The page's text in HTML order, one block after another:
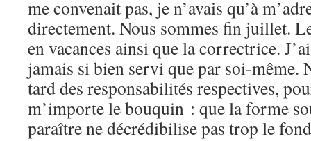
me convenait pas, je n’avais qu’à
directement. Nous sommes fin juillet.
en vacances ainsi que la correctrice.
jamais si bien servi que par soi-même.
tard des responsabilités respectives,
m’importe le bouquin : que la forme
paraître ne décrédibilise pas trop le